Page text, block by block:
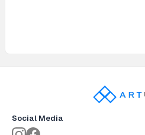
Social Media